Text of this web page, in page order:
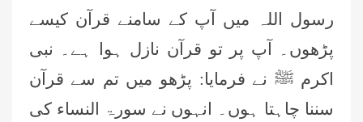
رسول اللہ میں آپ کے سامنے قرآن کیسے
پڑھوں۔ آپ پر تو قرآن نازل ہوا ہے۔ نبی
اکرم ﷺ نے فرمایا: پڑھو میں تم سے قرآن
سننا چاہتا ہوں۔ انہوں نے سورۃ النساء کی